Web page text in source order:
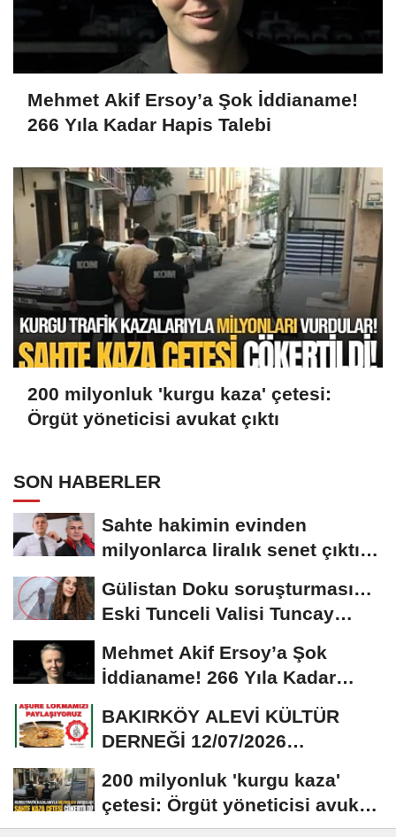
Mehmet Akif Ersoy’a Şok İddianame!
266 Yıla Kadar Hapis Talebi
200 milyonluk 'kurgu kaza' çetesi:
Örgüt yöneticisi avukat çıktı
SON HABERLER
Sahte hakimin evinden
milyonlarca liralık senet çıktı:
Gülistan Doku soruşturması…
Eski Tunceli Valisi Tuncay
Mehmet Akif Ersoy’a Şok
İddianame! 266 Yıla Kadar
Hapis Talebi
BAKIRKÖY ALEVİ KÜLTÜR
DERNEĞİ 12/07/2026
DAVETİNE...
200 milyonluk 'kurgu kaza'
çetesi: Örgüt yöneticisi avukat
çıktı